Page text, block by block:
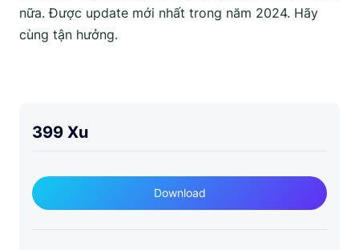
nữa. Được update mới nhất trong năm 2024. Hãy
cùng tận hưởng.
399 Xu
Download